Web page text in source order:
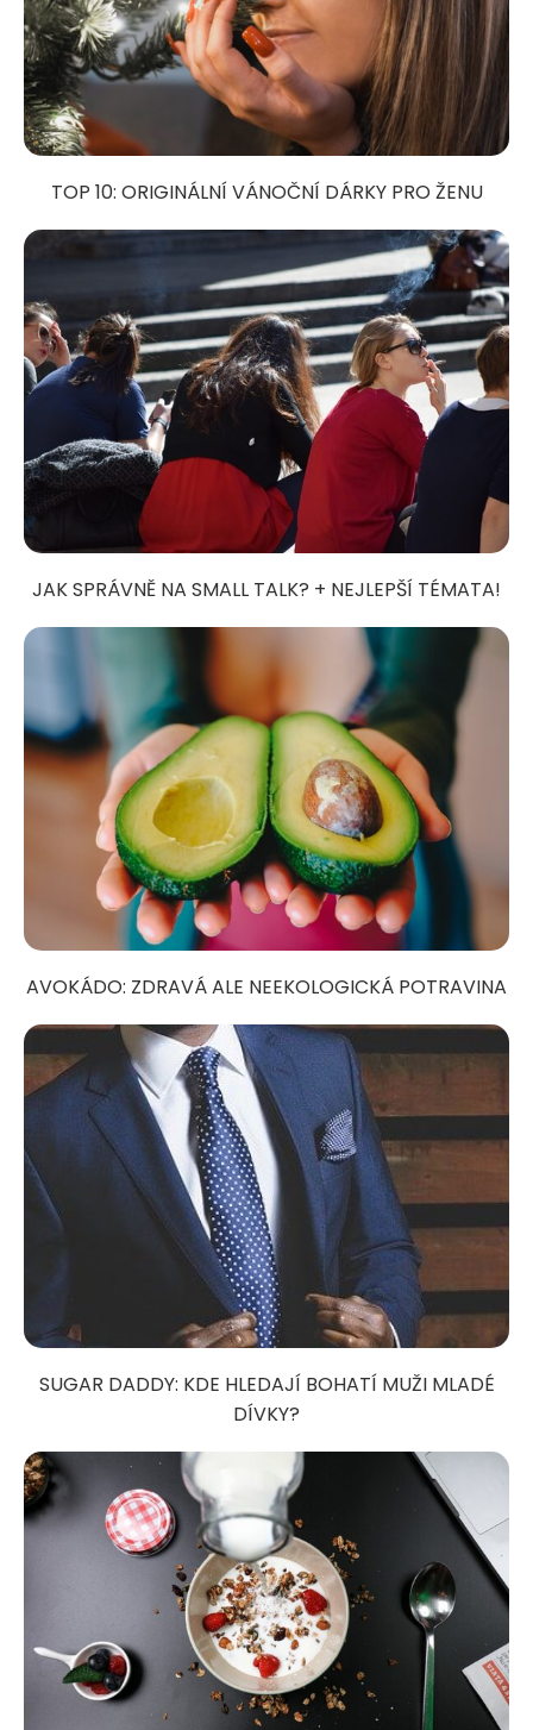
TOP 10: ORIGINÁLNÍ VÁNOČNÍ DÁRKY PRO ŽENU
JAK SPRÁVNĚ NA SMALL TALK? + NEJLEPŠÍ TÉMATA!
AVOKÁDO: ZDRAVÁ ALE NEEKOLOGICKÁ POTRAVINA
SUGAR DADDY: KDE HLEDAJÍ BOHATÍ MUŽI MLADÉ
DÍVKY?